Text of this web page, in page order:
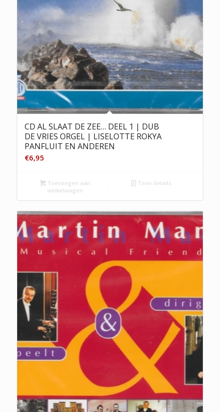
CD AL SLAAT DE ZEE… DEEL 1 | DUB
DE VRIES ORGEL | LISELOTTE ROKYA
PANFLUIT EN ANDEREN
€6,95
Toevoegen aan
winkelwagen
Toon details